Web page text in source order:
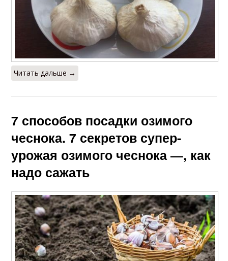
Читать дальше →
7 способов посадки озимого
чеснока. 7 секретов супер-
урожая озимого чеснока —, как
надо сажать